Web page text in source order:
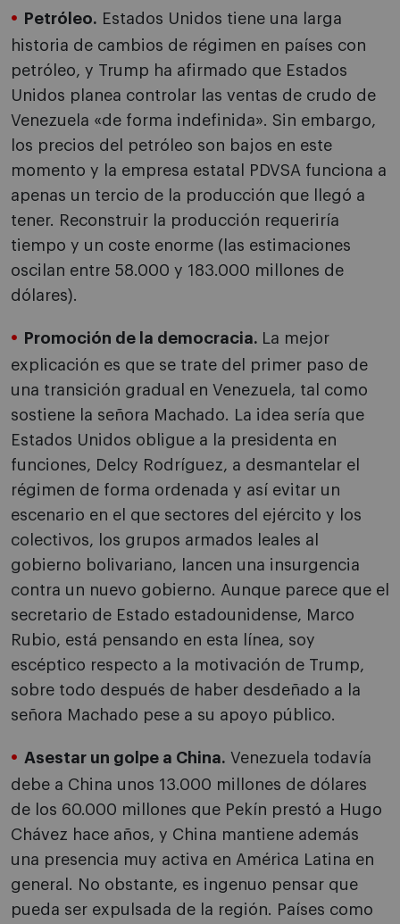
Petróleo. Estados Unidos tiene una larga
historia de cambios de régimen en países con
petróleo, y Trump ha afirmado que Estados
Unidos planea controlar las ventas de crudo de
Venezuela «de forma indefinida». Sin embargo,
los precios del petróleo son bajos en este
momento y la empresa estatal PDVSA funciona a
apenas un tercio de la producción que llegó a
tener. Reconstruir la producción requeriría
tiempo y un coste enorme (las estimaciones
oscilan entre 58.000 y 183.000 millones de
dólares).
Promoción de la democracia. La mejor
explicación es que se trate del primer paso de
una transición gradual en Venezuela, tal como
sostiene la señora Machado. La idea sería que
Estados Unidos obligue a la presidenta en
funciones, Delcy Rodríguez, a desmantelar el
régimen de forma ordenada y así evitar un
escenario en el que sectores del ejército y los
colectivos, los grupos armados leales al
gobierno bolivariano, lancen una insurgencia
contra un nuevo gobierno. Aunque parece que el
secretario de Estado estadounidense, Marco
Rubio, está pensando en esta línea, soy
escéptico respecto a la motivación de Trump,
sobre todo después de haber desdeñado a la
señora Machado pese a su apoyo público.
Asestar un golpe a China. Venezuela todavía
debe a China unos 13.000 millones de dólares
de los 60.000 millones que Pekín prestó a Hugo
Chávez hace años, y China mantiene además
una presencia muy activa en América Latina en
general. No obstante, es ingenuo pensar que
pueda ser expulsada de la región. Países como